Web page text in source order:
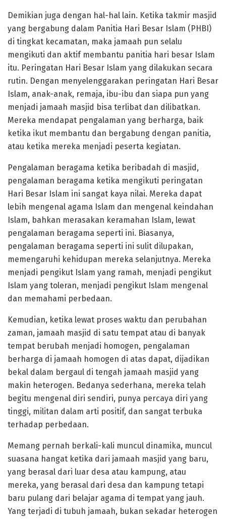
Demikian juga dengan hal-hal lain. Ketika takmir masjid
yang bergabung dalam Panitia Hari Besar Islam (PHBI)
di tingkat kecamatan, maka jamaah pun selalu
mengikuti dan aktif membantu panitia hari besar Islam
itu. Peringatan Hari Besar Islam yang dilakukan secara
rutin. Dengan menyelenggarakan peringatan Hari Besar
Islam, anak-anak, remaja, ibu-ibu dan siapa pun yang
menjadi jamaah masjid bisa terlibat dan dilibatkan.
Mereka mendapat pengalaman yang berharga, baik
ketika ikut membantu dan bergabung dengan panitia,
atau ketika mereka menjadi peserta kegiatan.
Pengalaman beragama ketika beribadah di masjid,
pengalaman beragama ketika mengikuti peringat­an
Hari Besar Islam ini sangat kaya nilai. Mereka dapat
lebih mengenal agama Islam dan mengenal keindahan
Islam, bahkan merasakan keramahan Islam, lewat
pengalaman beragama seperti ini. Biasanya,
pengalaman beragama seperti ini sulit dilupakan,
meme­ngaruhi kehidupan mereka selanjutnya. Mereka
menjadi pengikut Islam yang ramah, menjadi pengikut
Islam yang toleran, menjadi pengikut Islam mengenal
dan memahami perbedaan.
Kemudian, ketika lewat proses waktu dan perubahan
zaman, jamaah masjid di satu tempat atau di banyak
tempat berubah menjadi homogen, pengalaman
berharga di jamaah homogen di atas dapat, dijadikan
bekal dalam bergaul di tengah jamaah masjid yang
makin heterogen. Bedanya sederhana, mereka telah
begitu mengenal diri sendiri, punya percaya diri yang
tinggi, militan dalam arti positif, dan sangat terbuka
terhadap perbedaan.
Memang pernah berkali-kali muncul dinamika, muncul
suasana hangat ketika dari jamaah masjid yang baru,
yang berasal dari luar desa atau kampung, atau
mereka, yang berasal dari desa dan kampung tetapi
baru pulang dari belajar agama di tempat yang jauh.
Yang terjadi di tubuh jamaah, bukan sekadar heterogen